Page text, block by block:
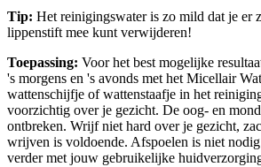
Tip: Het reinigingswater is zo mild dat je er
lippenstift mee kunt verwijderen!
Toepassing: Voor het best mogelijke
's morgens en 's avonds met het Micellair
wattenschijfje of wattenstaafje in het
voorzichtig over je gezicht. De oog- en
ontbreken. Wrijf niet hard over je gezicht,
wrijven is voldoende. Afspoelen is niet
verder met jouw gebruikelijke